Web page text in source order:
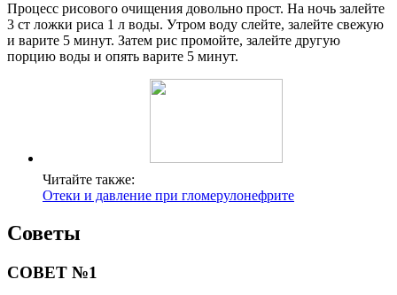
Процесс рисового очищения довольно прост. На ночь залейте
3 ст ложки риса 1 л воды. Утром воду слейте, залейте свежую
и варите 5 минут. Затем рис промойте, залейте другую
порцию воды и опять варите 5 минут.
Читайте также:
Отеки и давление при гломерулонефрите
Советы
СОВЕТ №1